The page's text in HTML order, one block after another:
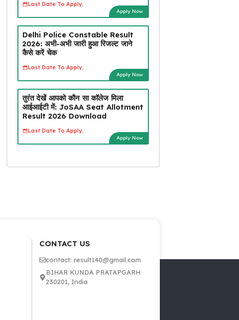
Last Date To Apply:
Apply Now
Delhi Police Constable Result
2026: अभी-अभी जारी हुआ रिजल्ट जाने
कैसे करें चेक
Last Date To Apply:
Apply Now
तुरंत देखें आपको कौन सा कॉलेज मिला
आईआईटी में: JoSAA Seat Allotment
Result 2026 Download
Last Date To Apply:
Apply Now
CONTACT US
contact: result140@gmail.com
BIHAR KUNDA PRATAPGARH
230201, India